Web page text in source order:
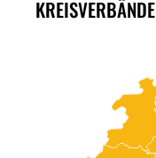
KREISVERBÄNDE